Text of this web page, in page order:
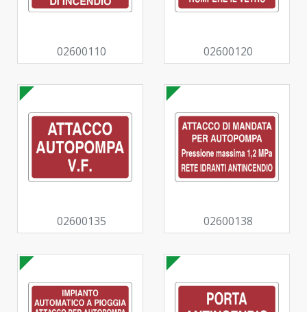
02600110 02600120
02600135 02600138